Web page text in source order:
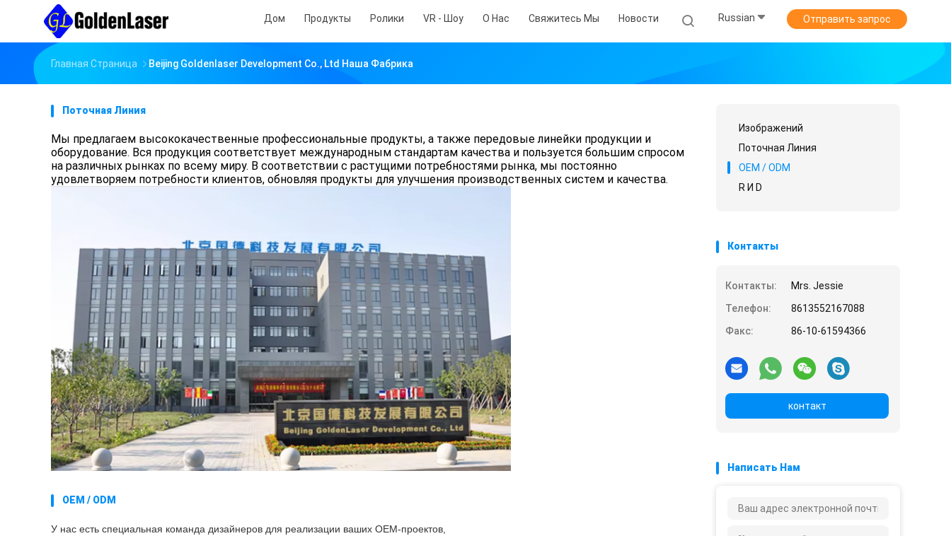
Дом Продукты Ролики VR - Шоу О Нас Свяжитесь Мы Новости Russian Отправить запрос
Главная Страница Beijing Goldenlaser Development Co., Ltd Наша Фабрика
Поточная Линия
Мы предлагаем высококачественные профессиональные продукты, а также передовые линейки продукции и
оборудование. Вся продукция соответствует международным стандартам качества и пользуется большим спросом
на различных рынках по всему миру. В соответствии с растущими потребностями рынка, мы постоянно
удовлетворяем потребности клиентов, обновляя продукты для улучшения производственных систем и качества.
OEM / ODM
У нас есть специальная команда дизайнеров для реализации ваших OEM-проектов,
Изображений
Поточная Линия
OEM / ODM
R И D
Контакты
Контакты:
Mrs. Jessie
Телефон:
8613552167088
Факс:
86-10-61594366
контакт
Написать Нам